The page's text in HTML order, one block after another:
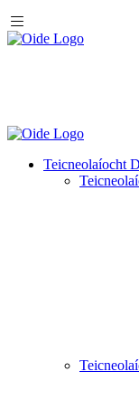
Teicneolaíocht